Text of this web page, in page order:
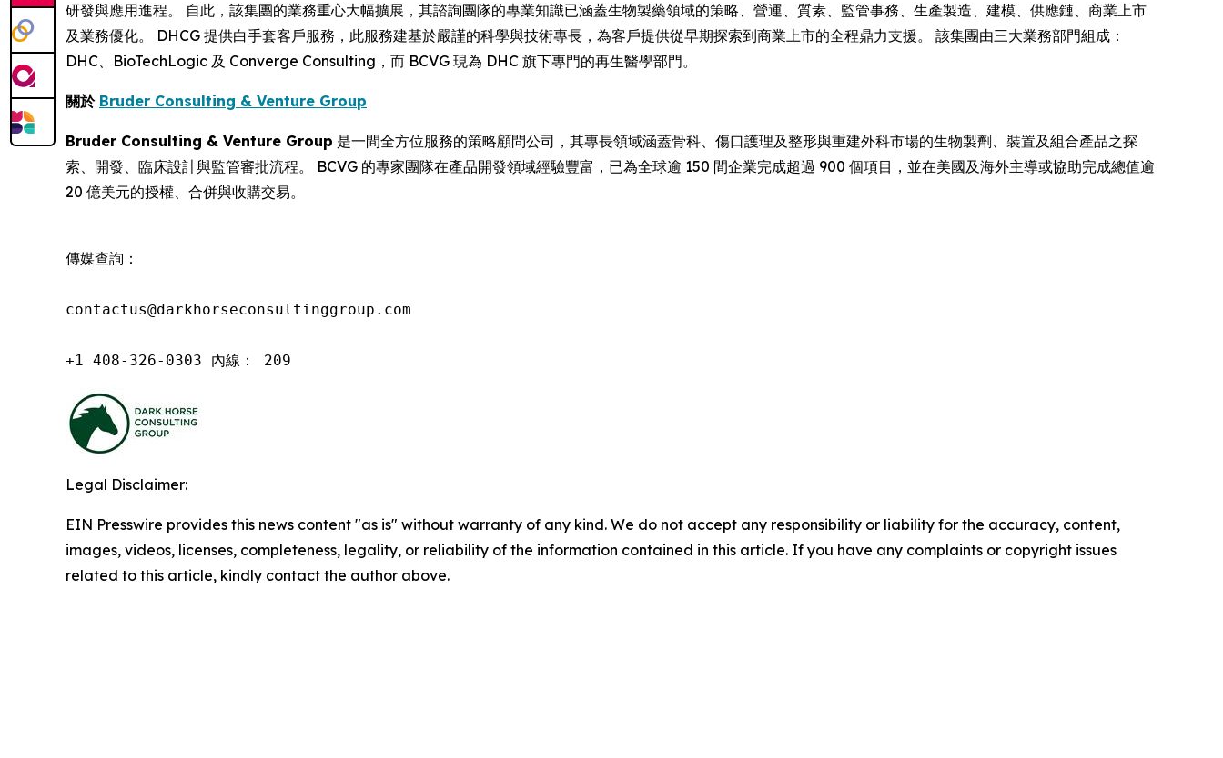
研發與應用進程。 自此，該集團的業務重心大幅擴展，其諮詢團隊的專業知識已涵蓋生物製藥領域的策略、營運、質素、監管事務、生產製造、建模、供應鏈、商業上市
及業務優化。 DHCG 提供白手套客戶服務，此服務建基於嚴謹的科學與技術專長，為客戶提供從早期探索到商業上市的全程鼎力支援。 該集團由三大業務部門組成：
DHC、BioTechLogic 及 Converge Consulting，而 BCVG 現為 DHC 旗下專門的再生醫學部門。
關於 Bruder Consulting & Venture Group
Bruder Consulting & Venture Group 是一間全方位服務的策略顧問公司，其專長領域涵蓋骨科、傷口護理及整形與重建外科市場的生物製劑、裝置及組合產品之探
索、開發、臨床設計與監管審批流程。 BCVG 的專家團隊在產品開發領域經驗豐富，已為全球逾 150 間企業完成超過 900 個項目，並在美國及海外主導或協助完成總值逾
20 億美元的授權、合併與收購交易。
傳媒查詢：
contactus@darkhorseconsultinggroup.com
+1 408-326-0303 內線： 209
Legal Disclaimer:
EIN Presswire provides this news content "as is" without warranty of any kind. We do not accept any responsibility or liability for the accuracy, content,
images, videos, licenses, completeness, legality, or reliability of the information contained in this article. If you have any complaints or copyright issues
related to this article, kindly contact the author above.